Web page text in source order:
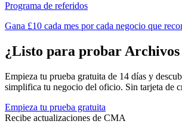
Programa de referidos
Gana £10 cada mes por cada negocio que
¿Listo para probar
Empieza tu prueba gratuita de 14 días y
simplifica tu negocio del oficio. Sin tarjeta de
Empieza tu prueba gratuita
Recibe actualizaciones de CMA